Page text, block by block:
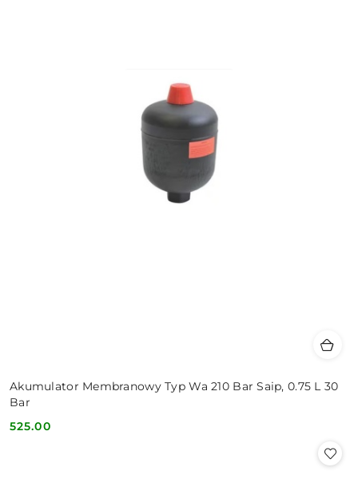
Akumulator Membranowy Typ Wa 210 Bar Saip, 0.75 L 30
Bar
Cena:
525.00